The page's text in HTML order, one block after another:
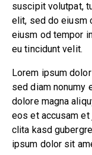
suscipit volutpat,
elit, sed do eiusm
eiusm od tempor
eu tincidunt velit.
Lorem ipsum
sed diam nonumy
dolore magna
eos et accusam
clita kasd
ipsum dolor sit